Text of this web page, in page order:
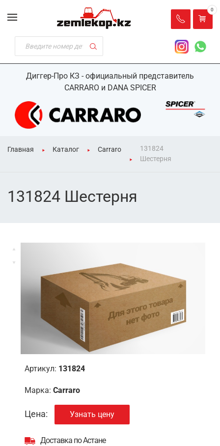
Диггер-Про КЗ - официальный представитель
CARRARO и DANA SPICER
0
Главная Каталог Carraro
131824
Шестерня
131824 Шестерня
Артикул: 131824
Марка: Carraro
Цена: Узнать цену
Доставка по Астане